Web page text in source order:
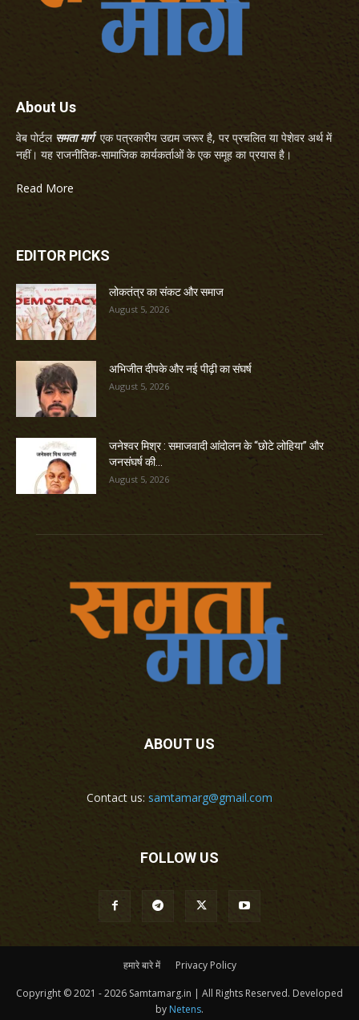
About Us
वेब पोर्टल समता मार्गएक पत्रकारीय उद्यम जरूर है, पर प्रचलित या पेशेवर अर्थ में
नहीं। यह राजनीतिक-सामाजिक कार्यकर्ताओं के एक समूह का प्रयास है।
Read More
EDITOR PICKS
लोकतंत्र का संकट और समाज
August 5, 2026
अभिजीत दीपके और नई पीढ़ी का संघर्ष
August 5, 2026
जनेश्वर मिश्र : समाजवादी आंदोलन के “छोटे लोहिया” और
जनसंघर्ष की...
August 5, 2026
ABOUT US
Contact us: samtamarg@gmail.com
FOLLOW US
हमारे बारे में Privacy Policy
Copyright © 2021 - 2026 Samtamarg.in | All Rights Reserved. Developed
by Netens.